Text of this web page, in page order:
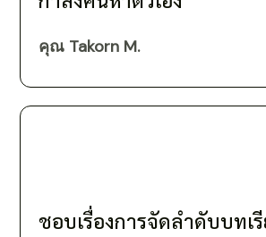
คุณ Takorn M.
ชอบเรื่องการจัดลำดับบทเ